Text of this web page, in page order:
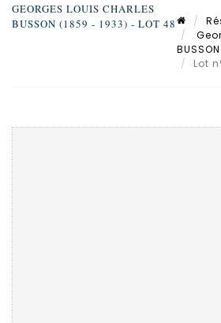
GEORGES LOUIS CHARLES
BUSSON (1859 - 1933) - LOT 48
Lot